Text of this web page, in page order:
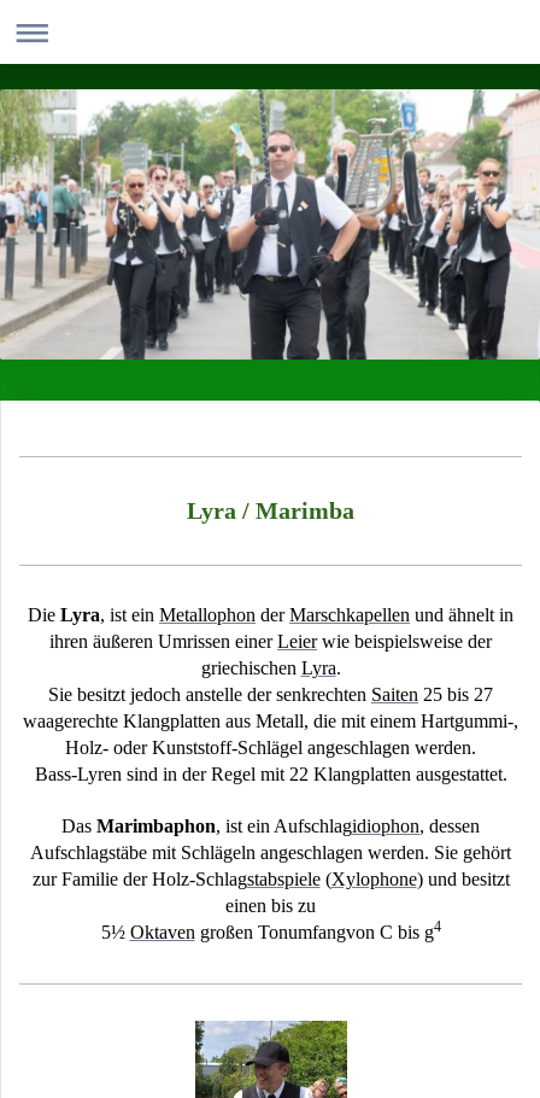
Lyra / Marimba
Die Lyra, ist ein Metallophon der Marschkapellen und ähnelt in
ihren äußeren Umrissen einer Leier wie beispielsweise der
griechischen Lyra.
Sie besitzt jedoch anstelle der senkrechten Saiten 25 bis 27
waagerechte Klangplatten aus Metall, die mit einem Hartgummi-,
Holz- oder Kunststoff-Schlägel angeschlagen werden.
Bass-Lyren sind in der Regel mit 22 Klangplatten ausgestattet.
Das Marimbaphon, ist ein Aufschlagidiophon, dessen
Aufschlagstäbe mit Schlägeln angeschlagen werden. Sie gehört
zur Familie der Holz-Schlagstabspiele (Xylophone) und besitzt
einen bis zu
5½ Oktaven großen Tonumfangvon C bis g4